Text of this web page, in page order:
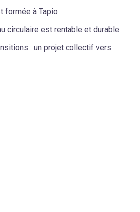
formée à Tapio
circulaire est rentable et durable
: un projet collectif vers